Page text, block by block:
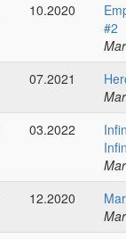
10.2020
#2
07.2021
03.2022
12.2020